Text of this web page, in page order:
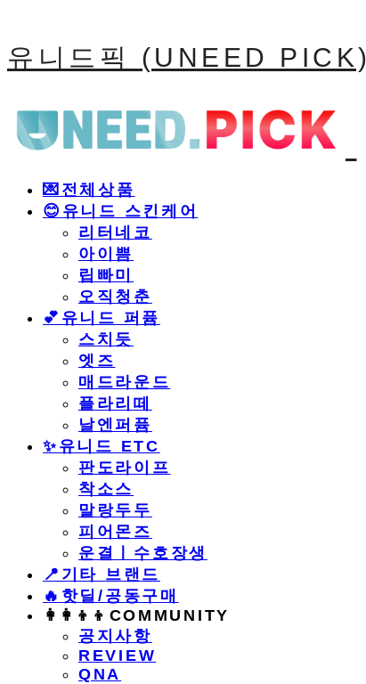
유니드픽 (UNEED PICK)
💌전체상품
😊유니드 스킨케어
리터네코
아이쁨
립빠미
오직청춘
💕유니드 퍼퓸
스치듯
엣즈
매드라운드
플라리떼
날엔퍼퓸
​✨유니드 ETC
판도라이프
착소스
말랑두두
피어몬즈
운결ㅣ수호장생
📍기타 브랜드
🔥핫딜/공동구매
👩‍👩‍👦‍👦COMMUNITY
공지사항
REVIEW
QNA